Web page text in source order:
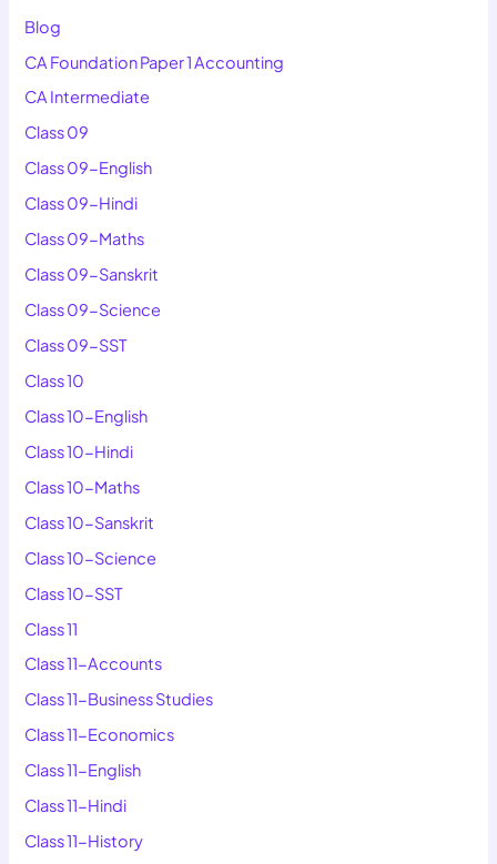
Blog
CA Foundation Paper 1 Accounting
CA Intermediate
Class 09
Class 09-English
Class 09-Hindi
Class 09-Maths
Class 09-Sanskrit
Class 09-Science
Class 09-SST
Class 10
Class 10-English
Class 10-Hindi
Class 10-Maths
Class 10-Sanskrit
Class 10-Science
Class 10-SST
Class 11
Class 11-Accounts
Class 11-Business Studies
Class 11-Economics
Class 11-English
Class 11-Hindi
Class 11-History